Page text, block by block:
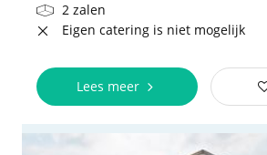
2 zalen
Eigen catering is niet mogelijk
Lees meer